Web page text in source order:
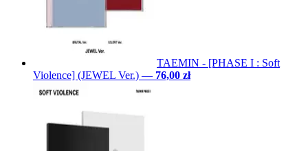
TAEMIN - [PHASE I : Soft
Violence] (JEWEL Ver.) — 76,00 zł